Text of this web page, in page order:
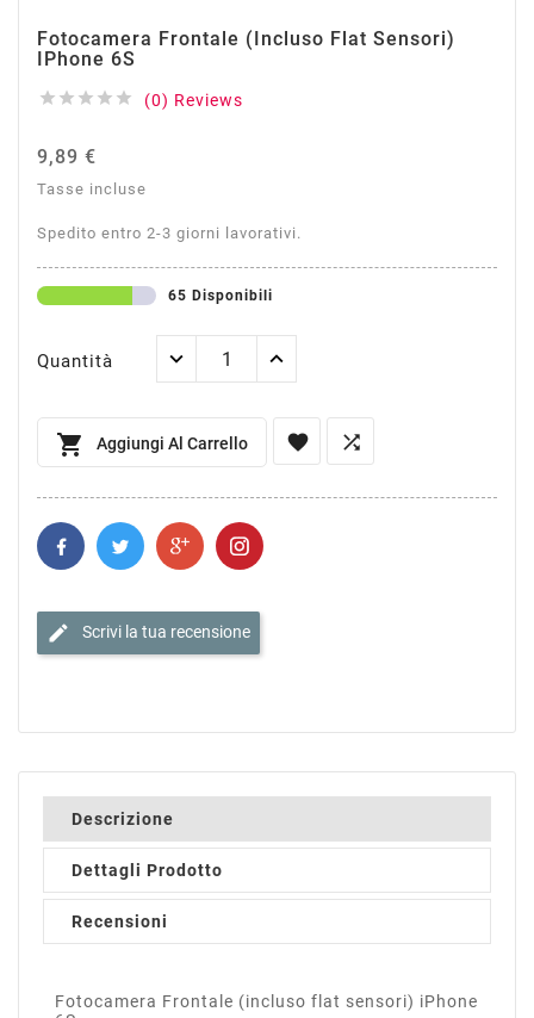
Fotocamera Frontale (incluso Flat Sensori)
IPhone 6S
     (0) Reviews
9,89 €
Tasse incluse
Spedito entro 2-3 giorni lavorativi.
65 Disponibili
Quantità
 Aggiungi Al Carrello  
edit Scrivi la tua recensione
Descrizione
Dettagli Prodotto
Recensioni
Fotocamera Frontale (incluso flat sensori) iPhone